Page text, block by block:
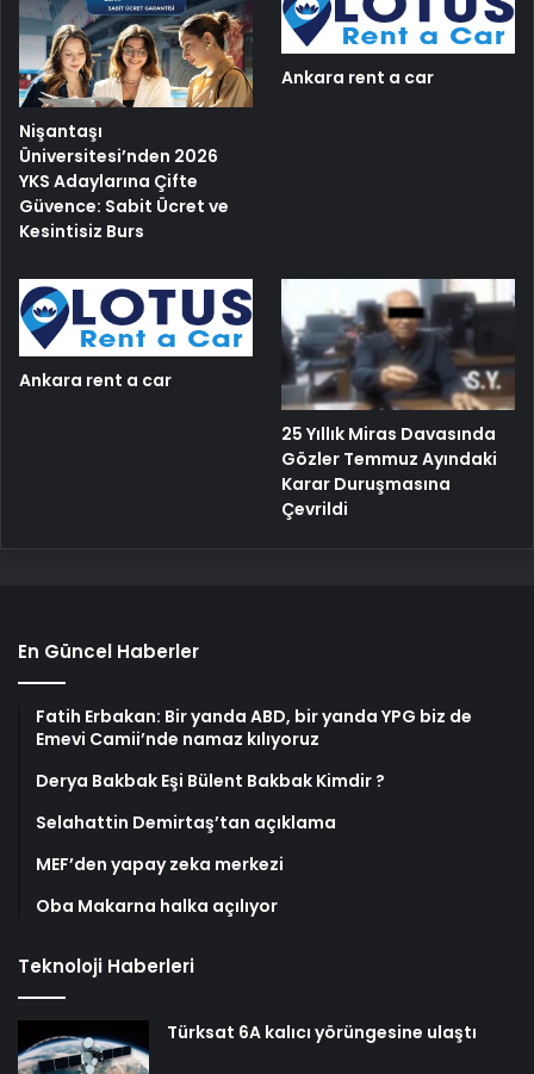
Nişantaşı
Üniversitesi’nden 2026
YKS Adaylarına Çifte
Güvence: Sabit Ücret ve
Kesintisiz Burs
Ankara rent a car
Ankara rent a car
25 Yıllık Miras Davasında
Gözler Temmuz Ayındaki
Karar Duruşmasına
Çevrildi
En Güncel Haberler
Fatih Erbakan: Bir yanda ABD, bir yanda YPG biz de
Emevi Camii’nde namaz kılıyoruz
Derya Bakbak Eşi Bülent Bakbak Kimdir ?
Selahattin Demirtaş’tan açıklama
MEF’den yapay zeka merkezi
Oba Makarna halka açılıyor
Teknoloji Haberleri
Türksat 6A kalıcı yörüngesine ulaştı